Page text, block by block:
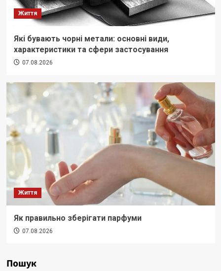
Життя
Які бувають чорні метали: основні види,
характеристики та сфери застосування
07.08.2026
Життя
Як правильно зберігати парфуми
07.08.2026
Пошук